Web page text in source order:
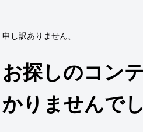
申し訳ありません、
お探しのコン
かりませんでし